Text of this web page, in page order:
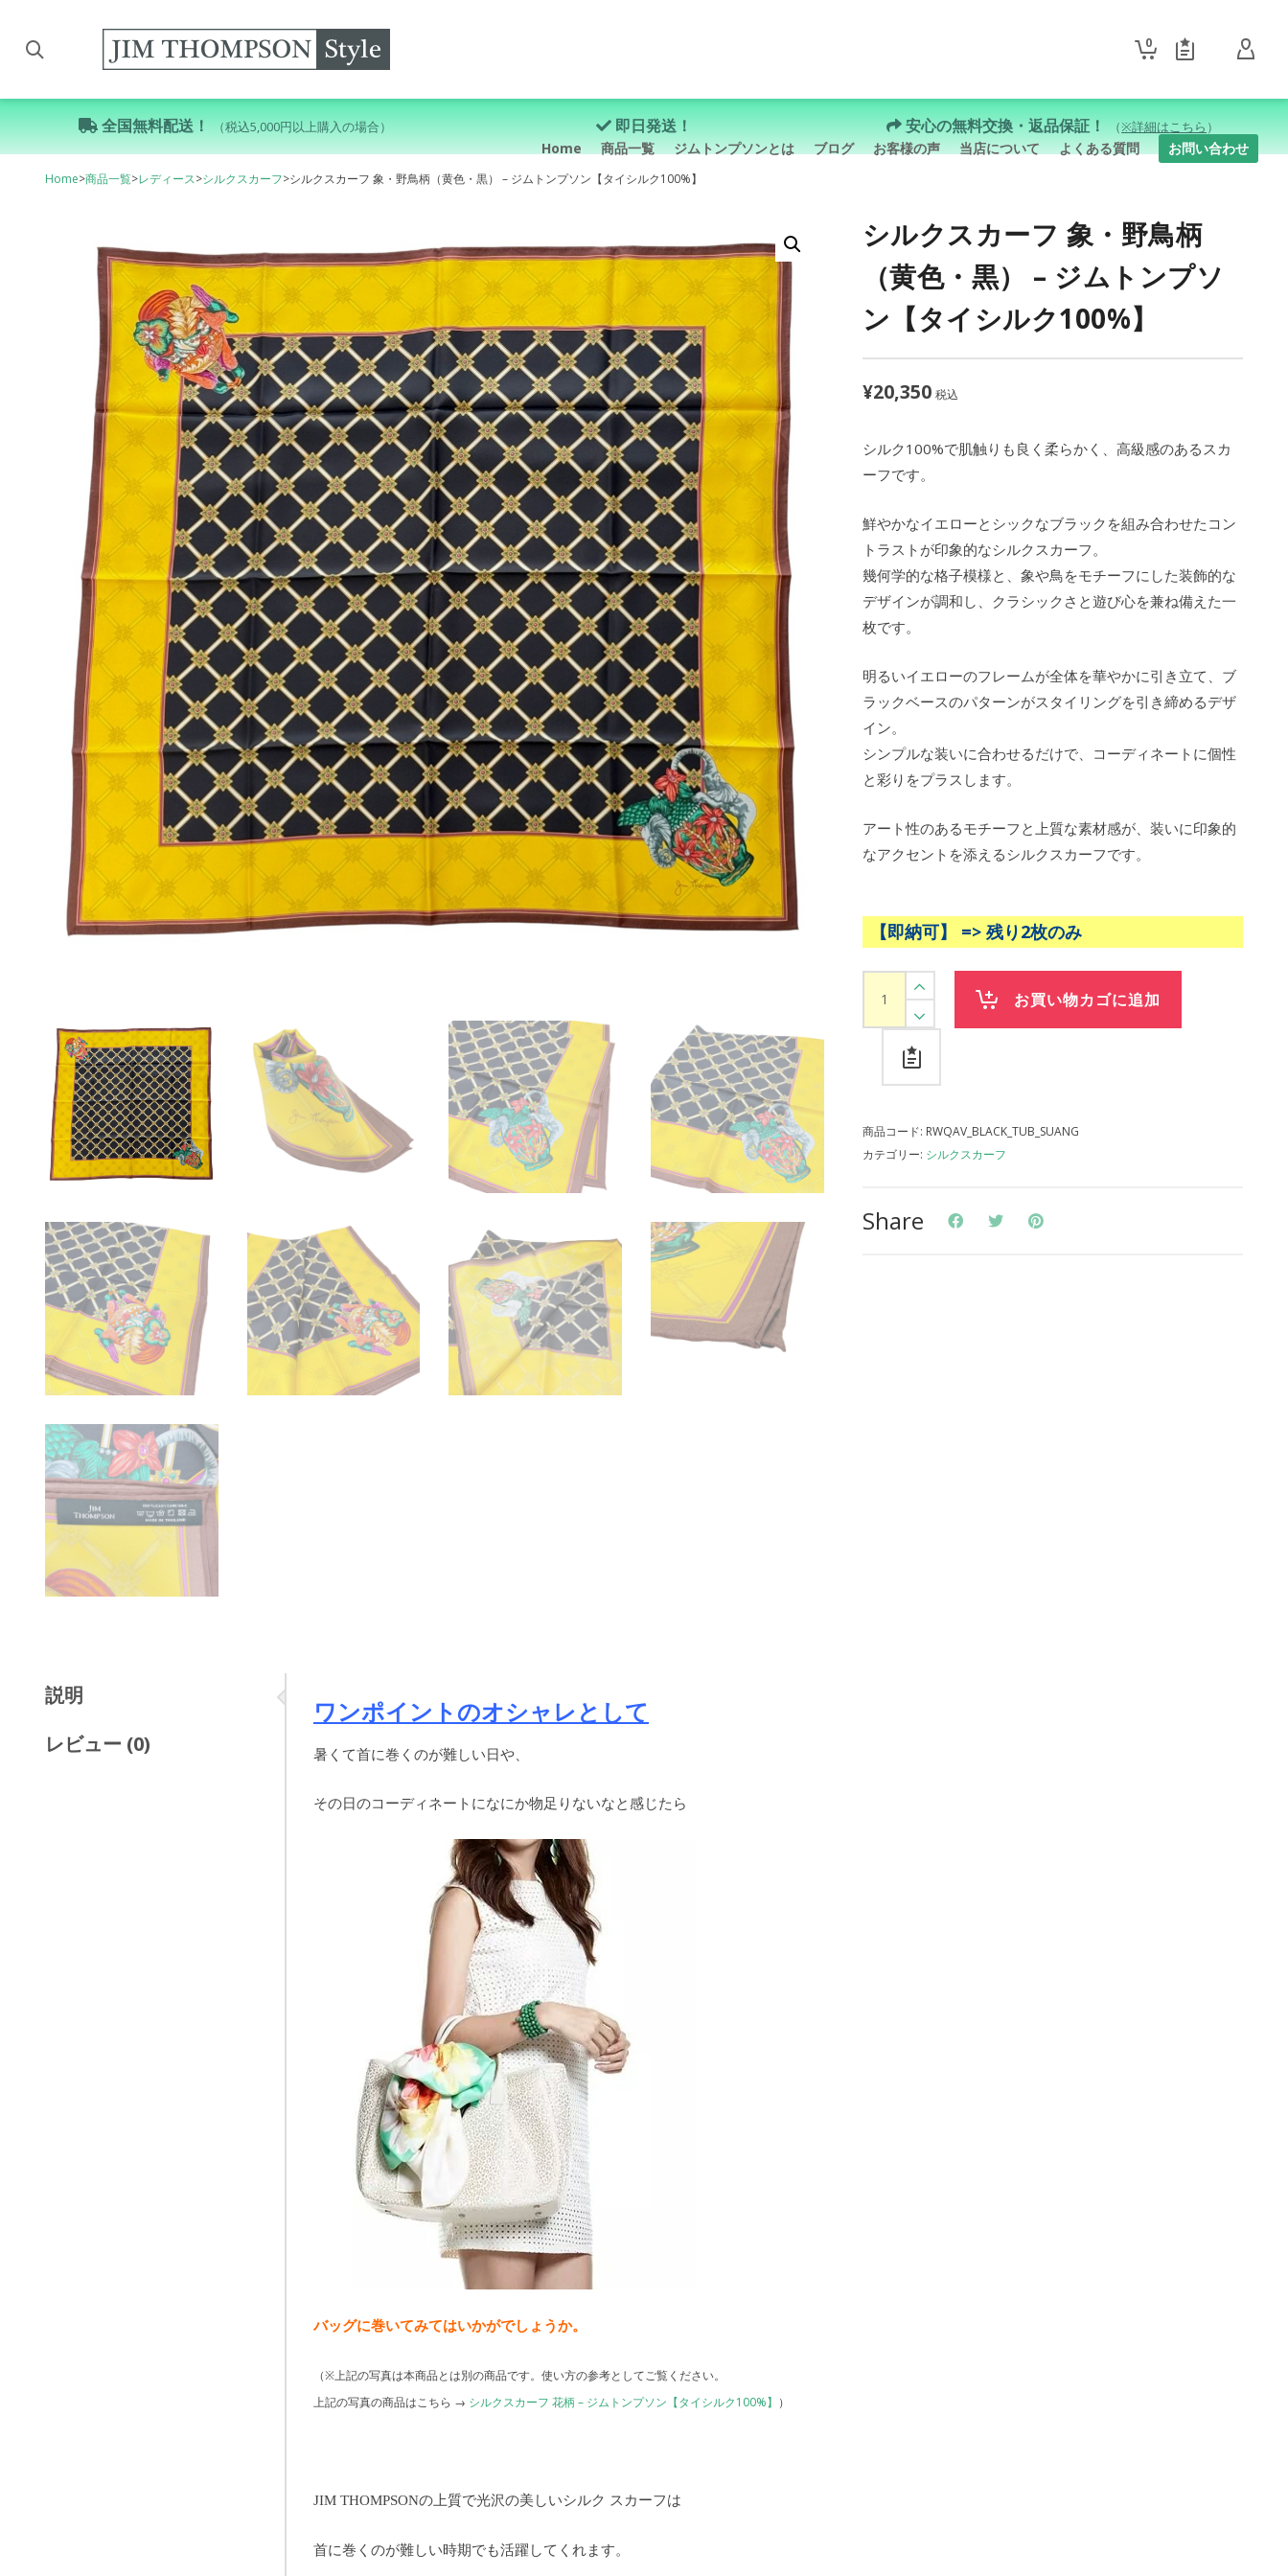
0
Home 商品一覧 ジムトンプソンとは ブログ お客様の声 当店について よくある質問 お問い合わせ
全国無料配送！ （税込5,000円以上購入の場合） 即日発送！ 安心の無料交換・返品保証！ （※詳細はこちら ）
Home>商品一覧>レディース>シルクスカーフ>シルクスカーフ 象・野鳥柄（黄色・黒） – ジムトンプソン【タイシルク100%】
シルクスカーフ 象・野鳥柄
（黄色・黒） – ジムトンプソ
ン【タイシルク100%】
¥20,350 税込
シルク100%で肌触りも良く柔らかく、高級感のあるスカ
ーフです。
鮮やかなイエローとシックなブラックを組み合わせたコン
トラストが印象的なシルクスカーフ。
幾何学的な格子模様と、象や鳥をモチーフにした装飾的な
デザインが調和し、クラシックさと遊び心を兼ね備えた一
枚です。
明るいイエローのフレームが全体を華やかに引き立て、ブ
ラックベースのパターンがスタイリングを引き締めるデザ
イン。
シンプルな装いに合わせるだけで、コーディネートに個性
と彩りをプラスします。
アート性のあるモチーフと上質な素材感が、装いに印象的
なアクセントを添えるシルクスカーフです。
【即納可】 => 残り2枚のみ
ク
フ
象・
鳥
お買い物カゴに追加
商品コード: RWQAV_BLACK_TUB_SUANG
カテゴリー: シルクスカーフ
Share
説明
レビュー (0)
ワンポイントのオシャレとして
暑くて首に巻くのが難しい日や、
その日のコーディネートになにか物足りないなと感じたら
バッグに巻いてみてはいかがでしょうか。
（※上記の写真は本商品とは別の商品です。使い方の参考としてご覧ください。
上記の写真の商品はこちら → シルクスカーフ 花柄 – ジムトンプソン【タイシルク100%】 ）
JIM THOMPSONの上質で光沢の美しいシルク スカーフは
首に巻くのが難しい時期でも活躍してくれます。